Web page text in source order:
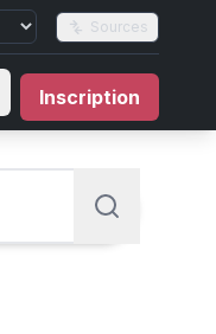
Sources
Inscription